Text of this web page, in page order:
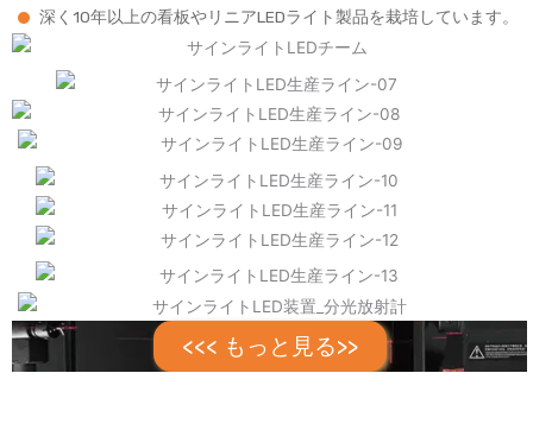
深く10年以上の看板やリニアLEDライト製品を栽培しています。
<<< もっと見る>>